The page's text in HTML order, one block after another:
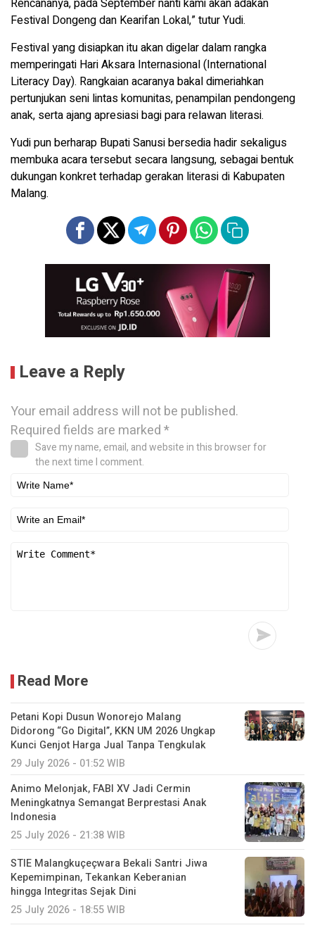
Rencananya, pada September nanti kami akan adakan
Festival Dongeng dan Kearifan Lokal,” tutur Yudi.
Festival yang disiapkan itu akan digelar dalam rangka
memperingati Hari Aksara Internasional (International
Literacy Day). Rangkaian acaranya bakal dimeriahkan
pertunjukan seni lintas komunitas, penampilan pendongeng
anak, serta ajang apresiasi bagi para relawan literasi.
Yudi pun berharap Bupati Sanusi bersedia hadir sekaligus
membuka acara tersebut secara langsung, sebagai bentuk
dukungan konkret terhadap gerakan literasi di Kabupaten
Malang.
Leave a Reply
Your email address will not be published.
Required fields are marked*
Save my name, email, and website in this browser for
the next time I comment.
Read More
Petani Kopi Dusun Wonorejo Malang
Didorong “Go Digital”, KKN UM 2026 Ungkap
Kunci Genjot Harga Jual Tanpa Tengkulak
29 July 2026 - 01:52 WIB
Animo Melonjak, FABI XV Jadi Cermin
Meningkatnya Semangat Berprestasi Anak
Indonesia
25 July 2026 - 21:38 WIB
STIE Malangkuçeçwara Bekali Santri Jiwa
Kepemimpinan, Tekankan Keberanian
hingga Integritas Sejak Dini
25 July 2026 - 18:55 WIB